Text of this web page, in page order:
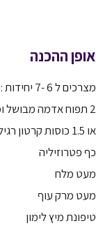
אופן ההכנה
מצרכים ל 6 -7 יחידות :
2 תפוח אדמה מבושל ומעוך
או 1.5 כוסות קרטון רגילות קטנות של ברוקולי או כרובית
כף פטרוזיליה
מעט מלח
מעט מרק עוף
טיפונת מיץ לימון